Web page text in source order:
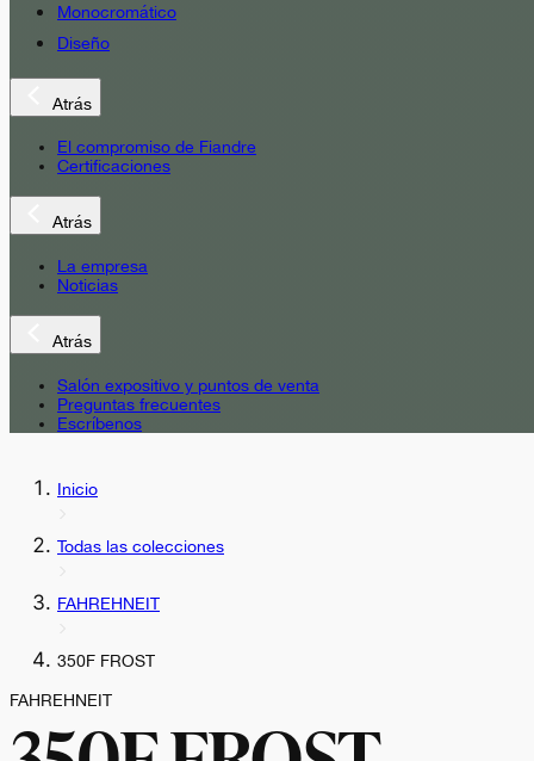
Monocromático
Diseño
Atrás
El compromiso de Fiandre
Certificaciones
Atrás
La empresa
Noticias
Atrás
Salón expositivo y puntos de venta
Preguntas frecuentes
Escríbenos
Inicio
Todas las colecciones
FAHREHNEIT
350F FROST
FAHREHNEIT